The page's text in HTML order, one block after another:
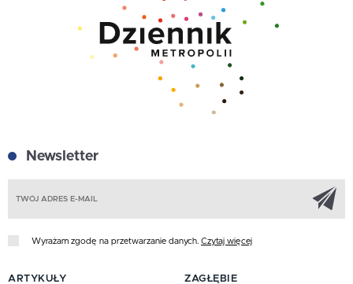
Newsletter
Wyrażam zgodę na przetwarzanie danych. Czytaj więcej
ARTYKUŁY ZAGŁĘBIE